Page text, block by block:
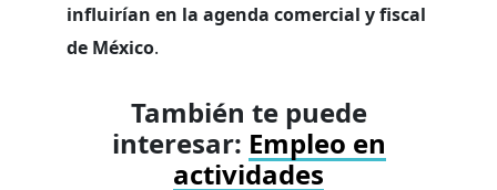
influirían en la agenda comercial y fiscal
de México.
También te puede
interesar: Empleo en
actividades